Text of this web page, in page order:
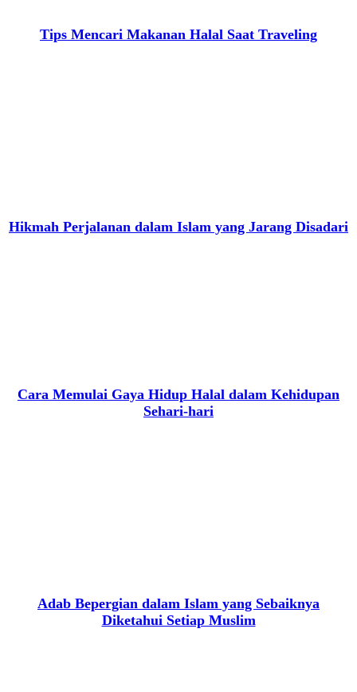
Tips Mencari Makanan Halal Saat Traveling
Hikmah Perjalanan dalam Islam yang Jarang Disadari
Cara Memulai Gaya Hidup Halal dalam Kehidupan
Sehari-hari
Adab Bepergian dalam Islam yang Sebaiknya
Diketahui Setiap Muslim